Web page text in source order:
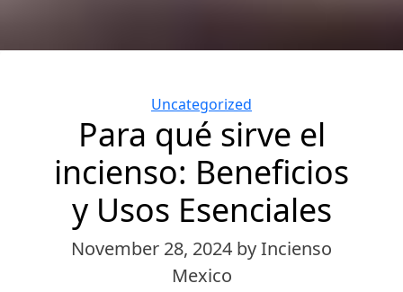
Categories
Uncategorized
Para qué sirve el
incienso: Beneficios
y Usos Esenciales
November 28, 2024 by Incienso
Mexico